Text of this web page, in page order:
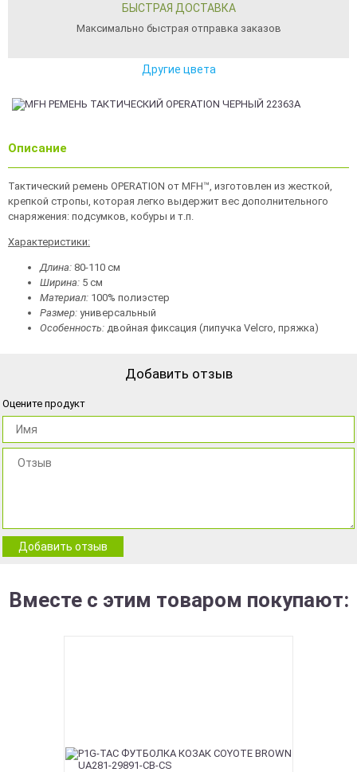
БЫСТРАЯ ДОСТАВКА
Максимально быстрая отправка заказов
Другие цвета
Описание
Тактический ремень OPERATION от MFH™, изготовлен из жесткой,
крепкой стропы, которая легко выдержит вес дополнительного
снаряжения: подсумков, кобуры и т.п.
Характеристики:
Длина: 80-110 см
Ширина: 5 см
Материал: 100% полиэстер
Размер: универсальный
Особенность: двойная фиксация (липучка Velcro, пряжка)
Добавить отзыв
Оцените продукт
Добавить отзыв
Вместе с этим товаром покупают: